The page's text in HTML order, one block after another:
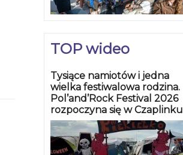
TOP wideo
Tysiące namiotów i jedna
wielka festiwalowa rodzina.
Pol’and’Rock Festival 2026
rozpoczyna się w Czaplinku